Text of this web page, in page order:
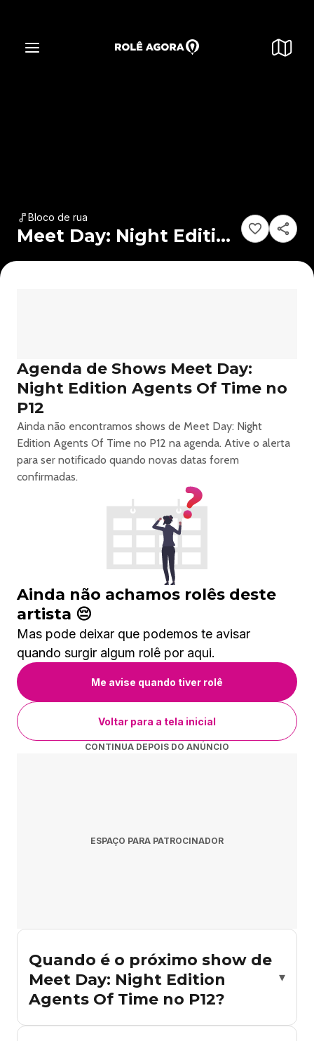
Bloco de rua
Meet Day: Night Edition
Agents Of Time no P12
Agenda de Shows Meet Day:
Night Edition Agents Of Time no
P12
Ainda não encontramos shows de Meet Day: Night
Edition Agents Of Time no P12 na agenda. Ative o alerta
para ser notificado quando novas datas forem
confirmadas.
Ainda não achamos rolês deste
artista 😔
Mas pode deixar que podemos te avisar
quando surgir algum rolê por aqui.
Me avise quando tiver rolê
Voltar para a tela inicial
CONTINUA DEPOIS DO ANÚNCIO
ESPAÇO PARA PATROCINADOR
Quando é o próximo show de
Meet Day: Night Edition
Agents Of Time no P12?
▾